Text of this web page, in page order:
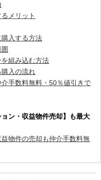
メリット
購入する方法
組み込む方法
購入の流れ
手数料無料・50％値引きで
ン・収益物件売却】も最大
物件の売却も仲介手数料無